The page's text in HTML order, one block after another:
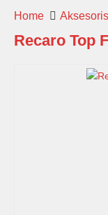
Home Aksesoris
Recaro Top